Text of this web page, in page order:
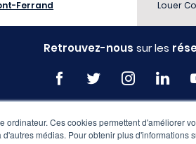
ordinateur. Ces cookies permettent d'améliorer
médias. Pour obtenir plus
Ferrand
Louer
Retrouvez-nous sur les